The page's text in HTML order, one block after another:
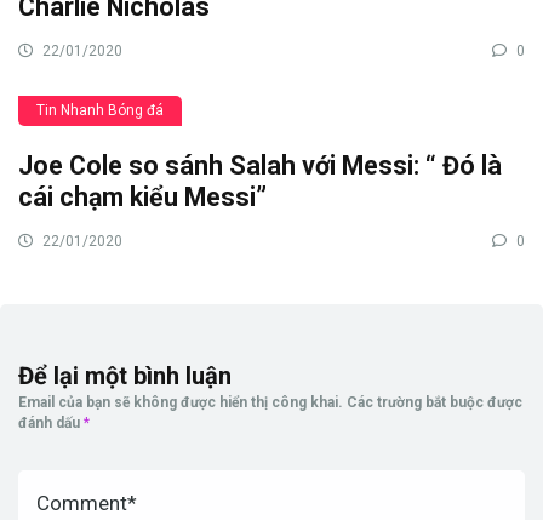
Charlie Nicholas
22/01/2020 0
Tin Nhanh Bóng đá
Joe Cole so sánh Salah với Messi: “ Đó là
cái chạm kiểu Messi”
22/01/2020 0
Để lại một bình luận
Email của bạn sẽ không được hiển thị công khai. Các trường bắt buộc được
đánh dấu *